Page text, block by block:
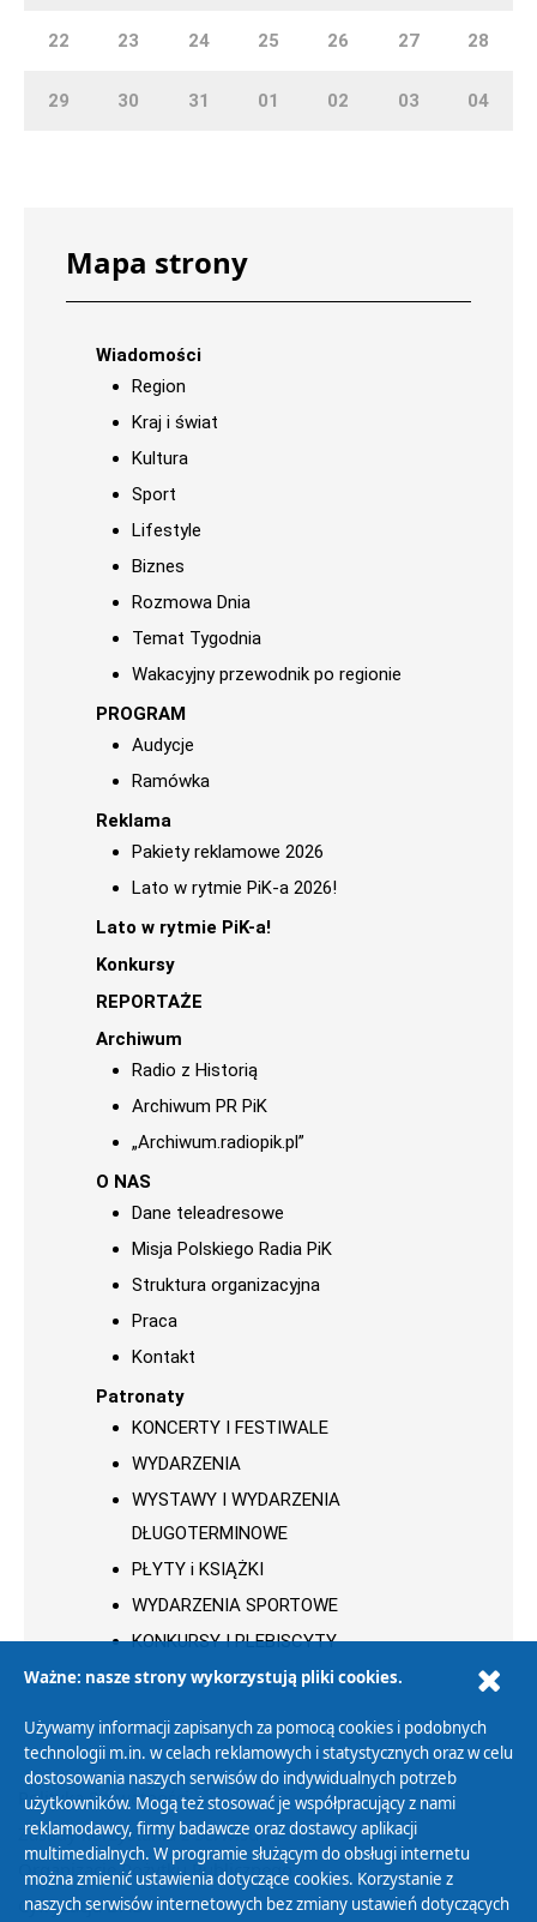
22 23 24 25 26 27 28
29 30 31 01 02 03 04
Mapa strony
Wiadomości
Region
Kraj i świat
Kultura
Sport
Lifestyle
Biznes
Rozmowa Dnia
Temat Tygodnia
Wakacyjny przewodnik po regionie
PROGRAM
Audycje
Ramówka
Reklama
Pakiety reklamowe 2026
Lato w rytmie PiK-a 2026!
Lato w rytmie PiK-a!
Konkursy
REPORTAŻE
Archiwum
Radio z Historią
Archiwum PR PiK
„Archiwum.radiopik.pl”
O NAS
Dane teleadresowe
Misja Polskiego Radia PiK
Struktura organizacyjna
Praca
Kontakt
Patronaty
KONCERTY I FESTIWALE
WYDARZENIA
WYSTAWY I WYDARZENIA
DŁUGOTERMINOWE
PŁYTY i KSIĄŻKI
WYDARZENIA SPORTOWE
KONKURSY I PLEBISCYTY
Polityka Prywatności
Zasady korzystania z Serwisu
Organizacje Pożytku Publicznego
Cyfryzacja DAB+
Ważne: nasze strony wykorzystują pliki cookies.
Używamy informacji zapisanych za pomocą cookies i podobnych
technologii m.in. w celach reklamowych i statystycznych oraz w celu
dostosowania naszych serwisów do indywidualnych potrzeb
użytkowników. Mogą też stosować je współpracujący z nami
reklamodawcy, firmy badawcze oraz dostawcy aplikacji
multimedialnych. W programie służącym do obsługi internetu
można zmienić ustawienia dotyczące cookies. Korzystanie z
naszych serwisów internetowych bez zmiany ustawień dotyczących